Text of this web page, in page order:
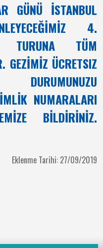
GÜNÜ İSTANBUL
4.
TURUNA TÜM
GEZİMİZ ÜCRETSIZ
NUMARALARI
BİLDİRİNİZ.
Eklenme Tarihi: 27/09/2019